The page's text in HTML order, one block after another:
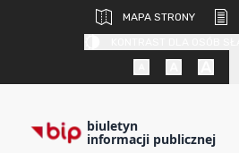
MAPA STRONY
biuletyn
informacji publicznej